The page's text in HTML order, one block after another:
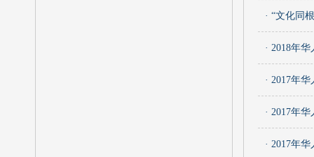
· “文化同
· 2018年
· 2017年
· 2017年
· 2017年